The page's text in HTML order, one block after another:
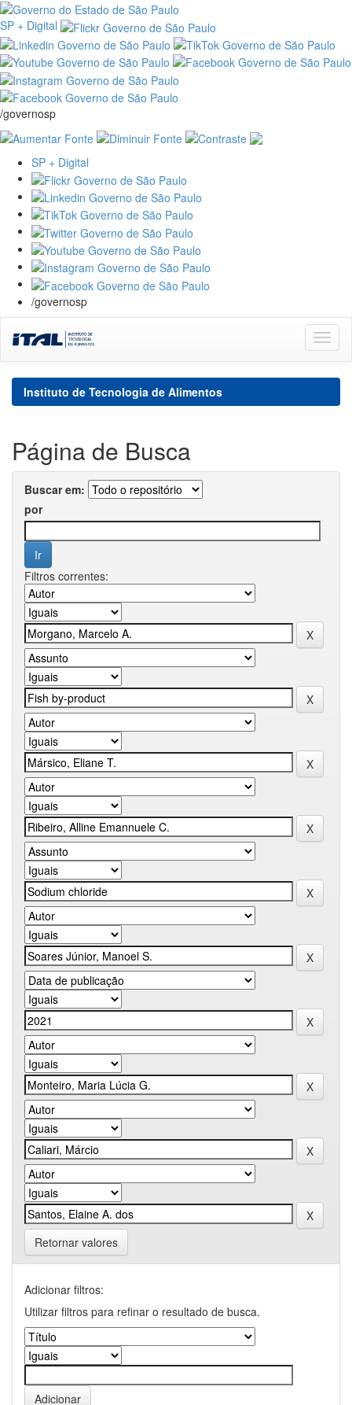
SP + Digital
/governosp
SP + Digital
/governosp
navigation
Instituto de Tecnologia de Alimentos
Página de Busca
Buscar em:
por
Filtros correntes:
Retornar valores
Adicionar filtros:
Utilizar filtros para refinar o resultado de busca.